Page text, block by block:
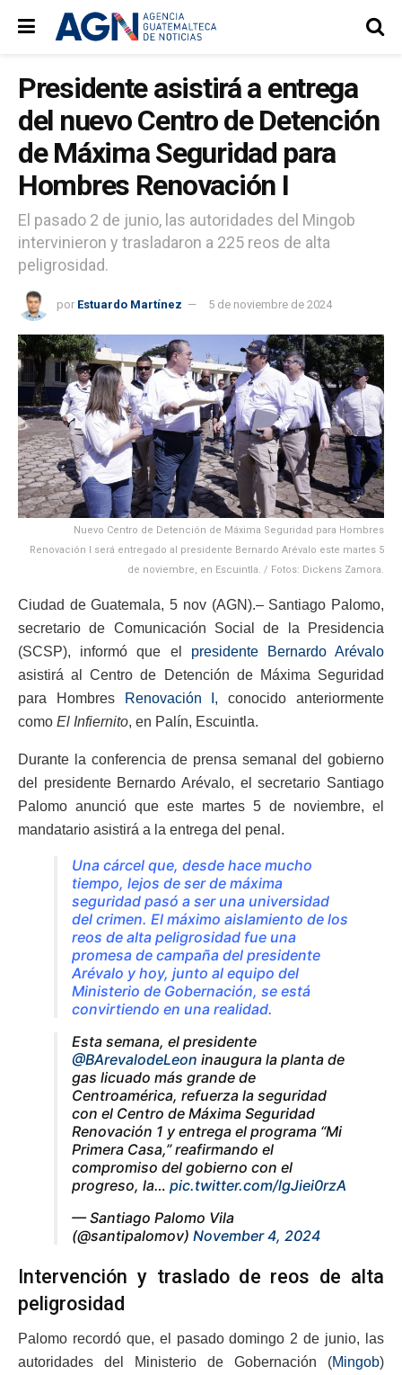
Presidente asistirá a entrega
del nuevo Centro de Detención
de Máxima Seguridad para
Hombres Renovación I
El pasado 2 de junio, las autoridades del Mingob
intervinieron y trasladaron a 225 reos de alta
peligrosidad.
por Estuardo Martínez 5 de noviembre de 2024
Nuevo Centro de Detención de Máxima Seguridad para Hombres
Renovación I será entregado al presidente Bernardo Arévalo este martes 5
de noviembre, en Escuintla. / Fotos: Dickens Zamora.
Ciudad de Guatemala, 5 nov (AGN).– Santiago Palomo,
secretario de Comunicación Social de la Presidencia
(SCSP), informó que el presidente Bernardo Arévalo
asistirá al Centro de Detención de Máxima Seguridad
para Hombres
Renovación I, conocido anteriormente
como El Infiernito, en Palín, Escuintla.
Durante la conferencia de prensa semanal del gobierno
del presidente Bernardo Arévalo, el secretario Santiago
Palomo anunció que este martes 5 de noviembre, el
mandatario asistirá a la entrega del penal.
Una cárcel que, desde hace mucho
tiempo, lejos de ser de máxima
seguridad pasó a ser una universidad
del crimen. El máximo aislamiento de los
reos de alta peligrosidad fue una
promesa de campaña del presidente
Arévalo y hoy, junto al equipo del
Ministerio de Gobernación, se está
convirtiendo en una realidad.
Esta semana, el presidente
@BArevalodeLeon inaugura la planta de
gas licuado más grande de
Centroamérica, refuerza la seguridad
con el Centro de Máxima Seguridad
Renovación 1 y entrega el programa “Mi
Primera Casa,” reafirmando el
compromiso del gobierno con el
progreso, la… pic.twitter.com/lgJiei0rzA
— Santiago Palomo Vila
(@santipalomov) November 4, 2024
Intervención y traslado de reos de alta
peligrosidad
Palomo recordó que, el pasado domingo 2 de junio, las
autoridades del Ministerio de Gobernación (Mingob)